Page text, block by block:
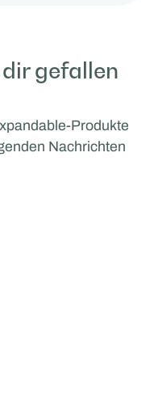
gefallen
Produkte
Nachrichten